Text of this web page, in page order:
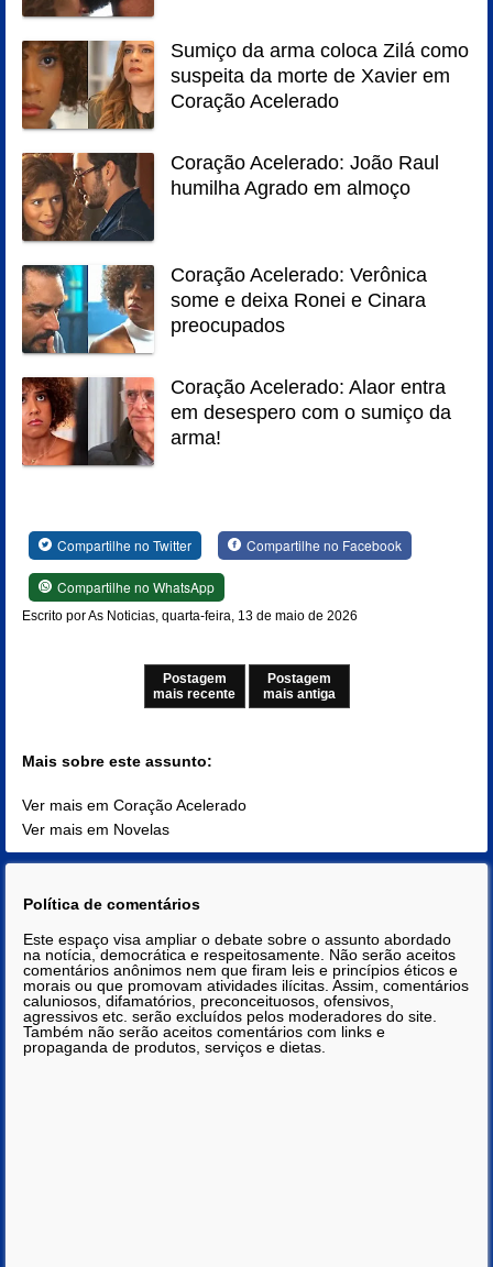
Sumiço da arma coloca Zilá como
suspeita da morte de Xavier em
Coração Acelerado
Coração Acelerado: João Raul
humilha Agrado em almoço
Coração Acelerado: Verônica
some e deixa Ronei e Cinara
preocupados
Coração Acelerado: Alaor entra
em desespero com o sumiço da
arma!
Compartilhe no Twitter Compartilhe no Facebook
Compartilhe no WhatsApp
Escrito por As Noticias, quarta-feira, 13 de maio de 2026
Postagem
mais recente
Postagem
mais antiga
Mais sobre este assunto:
Ver mais em Coração Acelerado
Ver mais em Novelas
Política de comentários
Este espaço visa ampliar o debate sobre o assunto abordado
na notícia, democrática e respeitosamente. Não serão aceitos
comentários anônimos nem que firam leis e princípios éticos e
morais ou que promovam atividades ilícitas. Assim, comentários
caluniosos, difamatórios, preconceituosos, ofensivos,
agressivos etc. serão excluídos pelos moderadores do site.
Também não serão aceitos comentários com links e
propaganda de produtos, serviços e dietas.